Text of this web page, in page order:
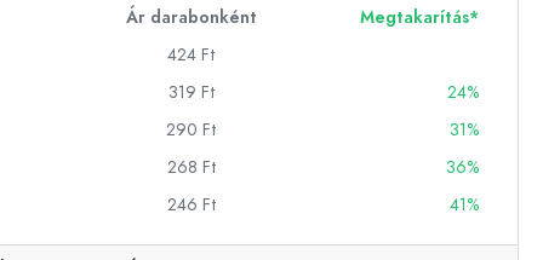
Ár darabonként
Megtakarítás*
424 Ft
319 Ft
24%
290 Ft
31%
268 Ft
36%
246 Ft 41%